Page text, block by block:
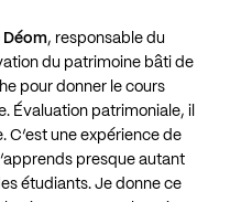
Déom, responsable du
du patrimoine bâti de
pour donner le cours
Évaluation patrimoniale, il
C’est une expérience de
presque autant
étudiants. Je donne ce